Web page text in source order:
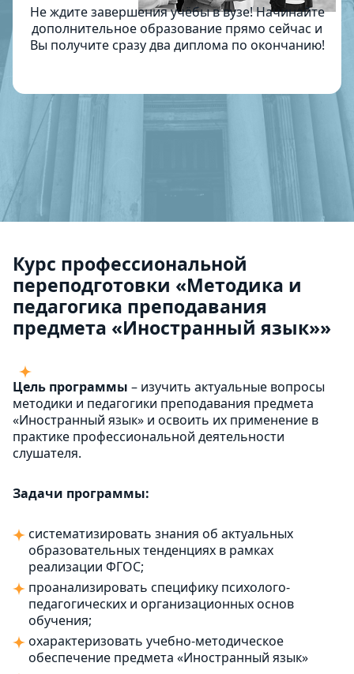
Не ждите завершения учёбы в вузе! Начинайте
дополнительное образование прямо сейчас и
Вы получите сразу два диплома по окончанию!
Курс профессиональной
переподготовки «Методика и
педагогика преподавания
предмета «Иностранный язык»»
Цель программы – изучить актуальные вопросы
методики и педагогики преподавания предмета
«Иностранный язык» и освоить их применение в
практике профессиональной деятельности
слушателя.
Задачи программы:
систематизировать знания об актуальных
образовательных тенденциях в рамках
реализации ФГОС;
проанализировать специфику психолого-
педагогических и организационных основ
обучения;
охарактеризовать учебно-методическое
обеспечение предмета «Иностранный язык»